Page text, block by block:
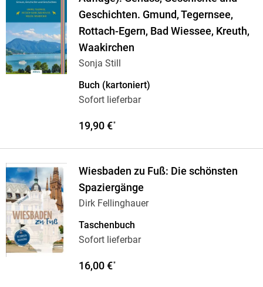
Geschichten. Gmund, Tegernsee,
Rottach-Egern, Bad Wiessee, Kreuth,
Waakirchen
Sonja Still
Buch (kartoniert)
Sofort lieferbar
19,90 €*
Wiesbaden zu Fuß: Die schönsten
Spaziergänge
Dirk Fellinghauer
Taschenbuch
Sofort lieferbar
16,00 €*